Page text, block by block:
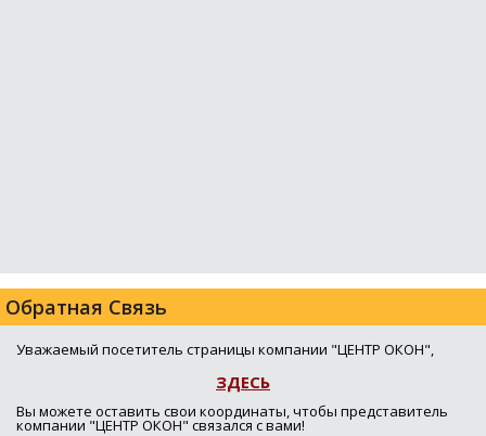
Обратная Связь
Уважаемый посетитель страницы компании "ЦЕНТР ОКОН",
ЗДЕСЬ
Вы можете оставить свои координаты, чтобы представитель
компании "ЦЕНТР ОКОН" связался с вами!